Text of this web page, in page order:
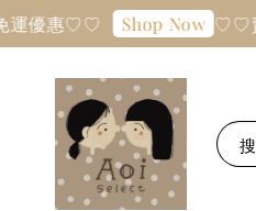
優惠♡♡ Shop Now ♡♡賣場